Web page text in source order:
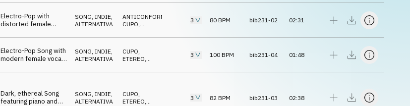
melancholic and sad
tone
Electro-Pop with
distorted female
thoughts and stirring
feelings
SONG INDIE,
ALTERNATIVA
ANTICONFORMISTA
CUPO
3 80 BPM bib231-02 02:31
Electro-Pop Song with
modern female vocals
distorted bass and
SONG INDIE,
ALTERNATIVA
CUPO
ETEREO
3 100 BPM bib231-04 01:48
Dark, ethereal Song
featuring piano and
SONG, INDIE,
ALTERNATIVA
CUPO,
ETEREO,
3 82 BPM bib231-03 02:38